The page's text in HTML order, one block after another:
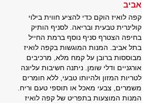
אביב
קפה לואיז הוקם כדי להציע חווית בילוי
קולינרית טבעית ובריאה. לסניף הותיק
בחיפה הצטרף סניף נוסף ברמת החייל
בתל אביב. המנות המוגשות בקפה לואיז
מבוססות ברובן על קמח מלא, מרכיבים
אורגניים ודלי שומן. ניתנה חשיבות עליונה
לטריות המזון ולהיותו טבעי, ללא חומרים
משמרים, צבעי מאכל או תוספי טעם וריח.
המנות המוצעות בתפריט של קפה לואיז